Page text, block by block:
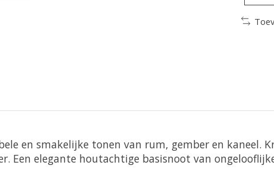
en smakelijke tonen van rum, gember en kaneel.
Een elegante houtachtige basisnoot van